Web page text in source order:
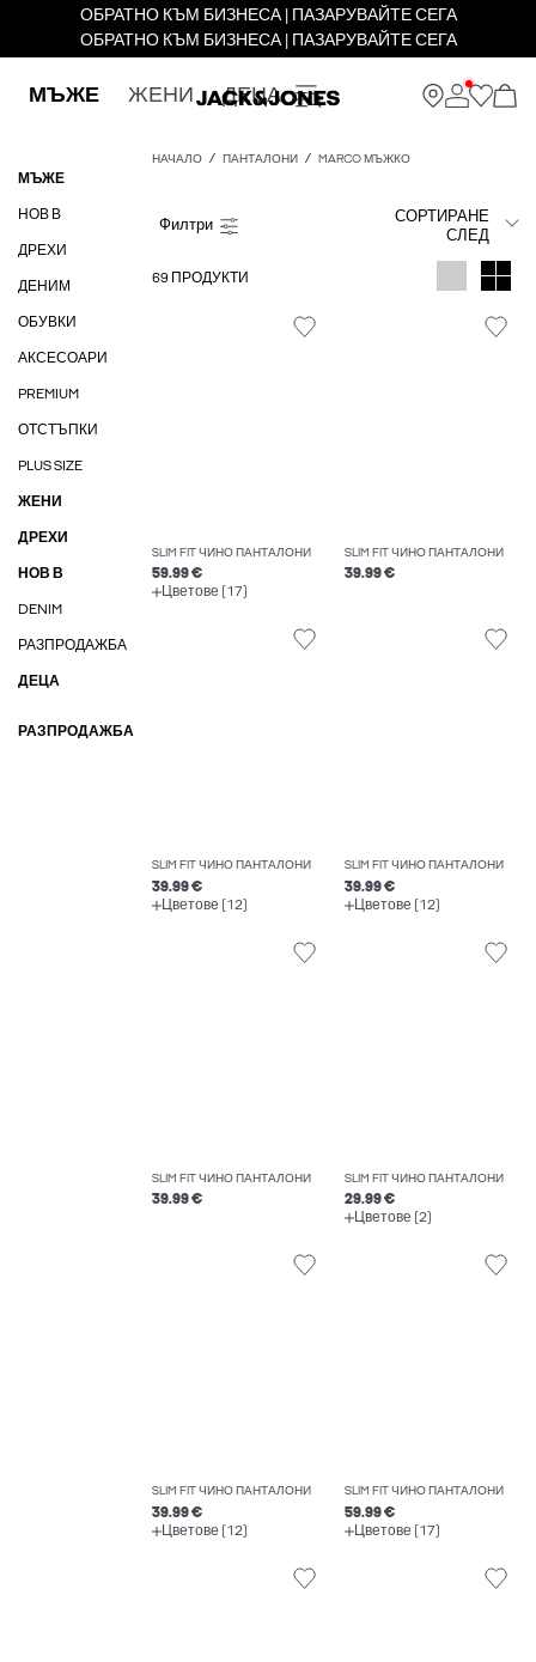
ОБРАТНО КЪМ БИЗНЕСА | ПАЗАРУВАЙТЕ СЕГА
ОБРАТНО КЪМ БИЗНЕСА | ПАЗАРУВАЙТЕ СЕГА
МЪЖЕ ЖЕНИ ДЕЦА
МЪЖЕ
НОВ В
ДРЕХИ
ДЕНИМ
ОБУВКИ
АКСЕСОАРИ
PREMIUM
ОТСТЪПКИ
PLUS SIZE
ЖЕНИ
ДРЕХИ
НОВ В
DENIM
РАЗПРОДАЖБА
ДЕЦА
РАЗПРОДАЖБА
НАЧАЛО ПАНТАЛОНИ MARCO МЪЖКО
СОРТИРАНЕ
СЛЕД
69 ПРОДУКТИ
SLIM FIT ЧИНО ПАНТАЛОНИ
59.99 €
Цветове (17)
SLIM FIT ЧИНО ПАНТАЛОНИ
39.99 €
SLIM FIT ЧИНО ПАНТАЛОНИ
39.99 €
Цветове (12)
SLIM FIT ЧИНО ПАНТАЛОНИ
39.99 €
Цветове (12)
SLIM FIT ЧИНО ПАНТАЛОНИ
39.99 €
SLIM FIT ЧИНО ПАНТАЛОНИ
29.99 €
Цветове (2)
SLIM FIT ЧИНО ПАНТАЛОНИ
39.99 €
Цветове (12)
SLIM FIT ЧИНО ПАНТАЛОНИ
59.99 €
Цветове (17)